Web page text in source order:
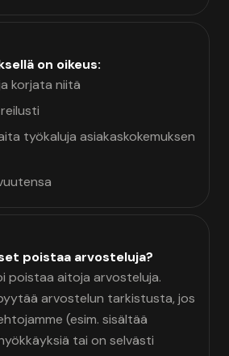
on oikeus:
korjata niitä
työkaluja asiakaskokemuksen
poistaa arvosteluja?
poistaa aitoja arvosteluja.
arvostelun tarkistusta, jos
(esim. sisältää
tai on selvästi